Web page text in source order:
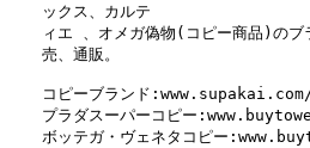
ックス、カルテ
ィエ 、オメガ偽物(コピー商品)のブ
売、通販。
コピーブランド
プラダスーパーコピー
ボッテガ・ヴェネタコピー